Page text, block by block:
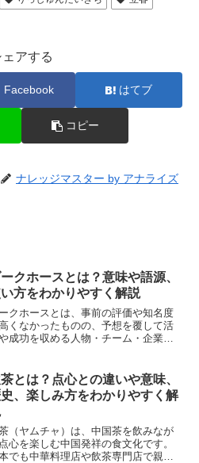
ェアする
Facebook はてブ
コピー
ナレッジマスター by アナライズ
クホースとは？意味や語源、
方をわかりやすく解説
クホースとは、事前の評価や知名度
くなかったものの、予想を覆して活
成功を収める人物・チーム・企業な
で使われる表現で、「意外な実力
や「伏兵」といった意味...
とは？点心との違いや意味、
、楽しみ方をわかりやすく解
（ヤムチャ）は、中国茶を飲みなが
心を楽しむ中国発祥の食文化です。
でも中華料理店や飲茶専門店で親し